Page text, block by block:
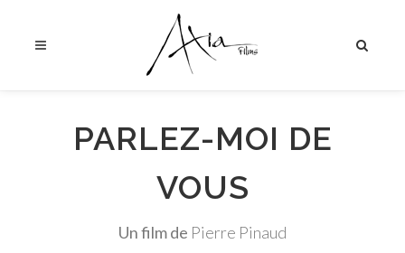
PARLEZ-MOI DE
VOUS
Un film de Pierre Pinaud